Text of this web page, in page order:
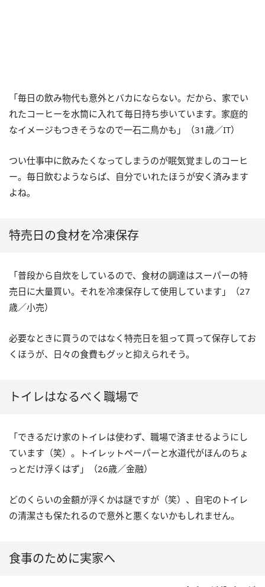
「毎日の飲み物代も意外とバカにならない。だから、家でい
れたコーヒーを水筒に入れて毎日持ち歩いています。家庭的
なイメージもつきそうなので一石二鳥かも」（31歳／IT）
つい仕事中に飲みたくなってしまうのが眠気覚ましのコーヒ
ー。毎日飲むようならば、自分でいれたほうが安く済みます
よね。
特売日の食材を冷凍保存
「普段から自炊をしているので、食材の調達はスーパーの特
売日に大量買い。それを冷凍保存して使用しています」（27
歳／小売）
必要なときに買うのではなく特売日を狙って買って保存してお
くほうが、日々の食費もグッと抑えられそう。
トイレはなるべく職場で
「できるだけ家のトイレは使わず、職場で済ませるようにし
ています（笑）。トイレットペーパーと水道代がほんのちょ
っとだけ浮くはず」（26歳／金融）
どのくらいの金額が浮くかは謎ですが（笑）、自宅のトイレ
の清潔さも保たれるので意外と悪くないかもしれません。
食事のために実家へ